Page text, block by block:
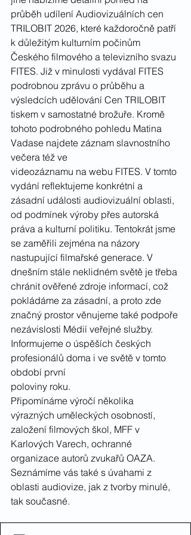
průběh udílení Audiovizuálních cen
TRILOBIT 2026, které každoročně patří
k důležitým kulturním počinům
Českého filmového a televizního svazu
FITES. Již v minulosti vydával FITES
podrobnou zprávu o průběhu a
výsledcích udělování Cen TRILOBIT
tiskem v samostatné brožuře. Kromě
tohoto podrobného pohledu Matina
Vadase najdete záznam slavnostního
večera též ve
videozáznamu na webu FITES. V tomto
vydání reflektujeme konkrétní a
zásadní události audiovizuální oblasti,
od podmínek výroby přes autorská
práva a kulturní politiku. Tentokrát jsme
se zaměřili zejména na názory
nastupující filmařské generace. V
dnešním stále neklidném světě je třeba
chránit ověřené zdroje informací, což
pokládáme za zásadní, a proto zde
značný prostor věnujeme také podpoře
nezávislosti Médií veřejné služby.
Informujeme o úspěších českých
profesionálů doma i ve světě v tomto
období první
poloviny roku.
Připomínáme výročí několika
výrazných uměleckých osobností,
založení filmových škol, MFF v
Karlových Varech, ochranné
organizace autorů zvukařů OAZA.
Seznámíme vás také s úvahami z
oblasti audiovize, jak z tvorby minulé,
tak současné.